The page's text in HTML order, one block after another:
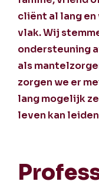
cliënt al lang
vlak. Wij
ondersteuning
als
zorgen we er
lang mogelijk
leven kan